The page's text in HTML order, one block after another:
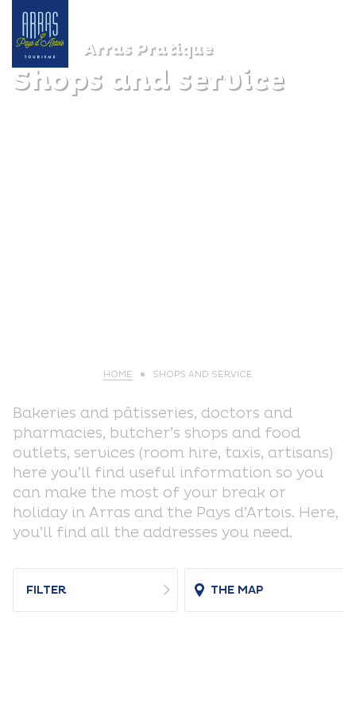
Arras Pratique
Shops and service
HOME SHOPS AND SERVICE
Bakeries and pâtisseries, doctors and
pharmacies, butcher’s shops and food
outlets, services (room hire, taxis, artisans)
here you’ll find useful information so you
can make the most of your break or
holiday in Arras and the Pays d’Artois. Here,
you’ll find all the addresses you need.
FILTER THE MAP